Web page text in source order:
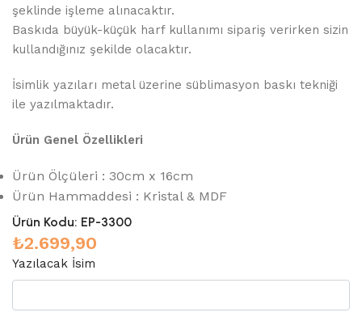
şeklinde işleme alınacaktır.
Baskıda büyük-küçük harf kullanımı sipariş verirken sizin
kullandığınız şekilde olacaktır.
İsimlik yazıları metal üzerine süblimasyon baskı tekniği
ile yazılmaktadır.
Ürün Genel Özellikleri
Ürün Ölçüleri : 30cm x 16cm
Ürün Hammaddesi : Kristal & MDF
Ürün Kodu: EP-3300
₺2.699,90
Yazılacak İsim